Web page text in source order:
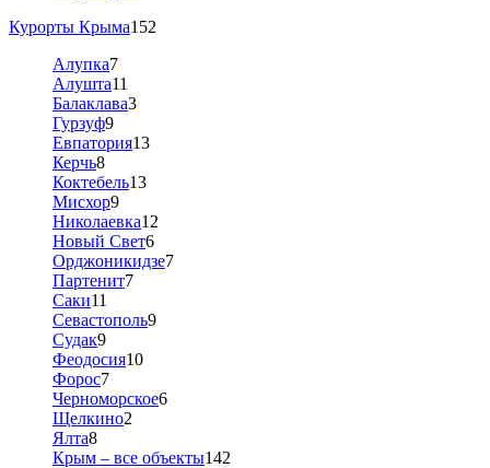
Курорты Крыма152
Алупка7
Алушта11
Балаклава3
Гурзуф9
Евпатория13
Керчь8
Коктебель13
Мисхор9
Николаевка12
Новый Свет6
Орджоникидзе7
Партенит7
Саки11
Севастополь9
Судак9
Феодосия10
Форос7
Черноморское6
Щелкино2
Ялта8
Крым – все объекты142